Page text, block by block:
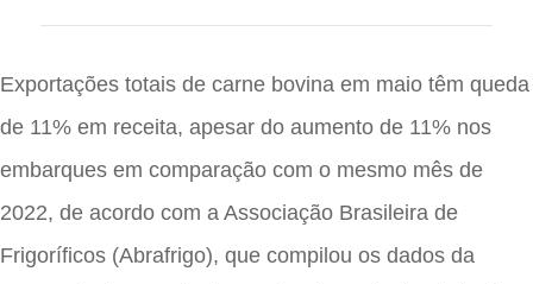
Exportações totais de carne bovina em maio têm queda
de 11% em receita, apesar do aumento de 11% nos
embarques em comparação com o mesmo mês de
2022, de acordo com a Associação Brasileira de
Frigoríficos (Abrafrigo), que compilou os dados da